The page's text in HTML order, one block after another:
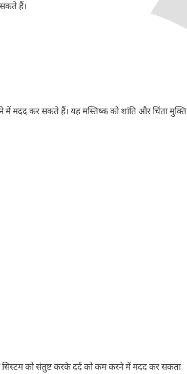
हैं।
में मदद कर सकते हैं। यह मस्तिष्क को शांति और चिंता मुक्ति
को संतुष्ट करके दर्द को कम करने में मदद कर सकता